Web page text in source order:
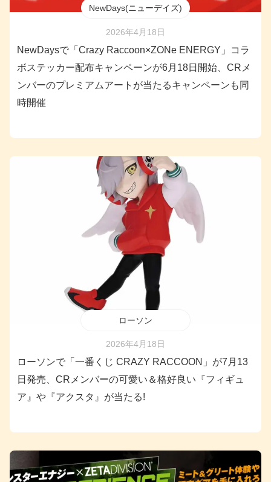
NewDays(ニューデイズ)
2026年4月18日
NewDaysで「Crazy Raccoon×ZONe ENERGY」コラ
ボステッカー配布キャンペーンが6月18日開始、CRメ
ンバーのプレミアムアートが当たるキャンペーンも同
時開催
ローソン
2026年4月18日
ローソンで「一番くじ CRAZY RACCOON」が7月13
日発売、CRメンバーの可愛い＆格好良い『フィギュ
ア』や『アクスタ』が当たる!